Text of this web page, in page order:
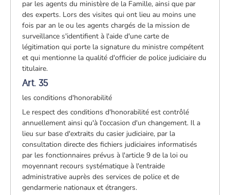
par les agents du ministère de la Famille, ainsi que par
des experts. Lors des visites qui ont lieu au moins une
fois par an le ou les agents chargés de la mission de
surveillance s'identifient à l'aide d'une carte de
légitimation qui porte la signature du ministre compétent
et qui mentionne la qualité d'officier de police judiciaire du
titulaire.
Art. 35
les conditions d'honorabilité
Le respect des conditions d'honorabilité est contrôlé
annuellement ainsi qu'à l'occasion d'un changement. Il a
lieu sur base d'extraits du casier judiciaire, par la
consultation directe des fichiers judiciaires informatisés
par les fonctionnaires prévus à l'article 9 de la loi ou
moyennant recours systématique à l'entraide
administrative auprès des services de police et de
gendarmerie nationaux et étrangers.